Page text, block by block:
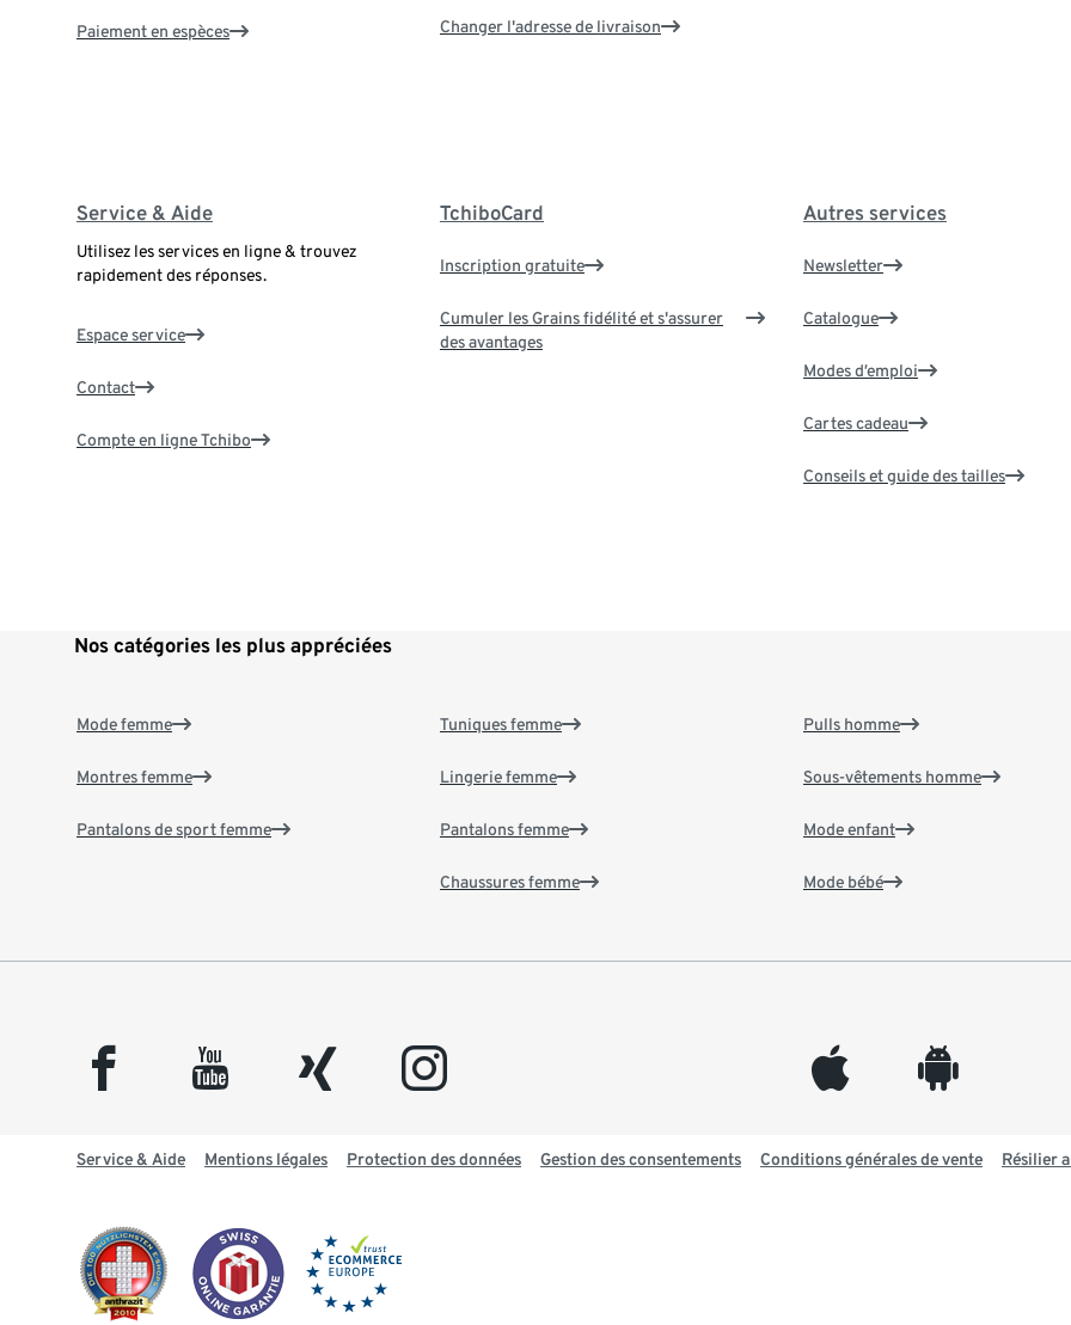
Paiement en espèces Changer l'adresse de livraison
Service & Aide
Utilisez les services en ligne & trouvez
rapidement des réponses.
Espace service
Contact
Compte en ligne Tchibo
TchiboCard
Inscription gratuite
Cumuler les Grains fidélité et s'assurer
des avantages
Autres services
Newsletter
Catalogue
Modes d’emploi
Cartes cadeau
Conseils et guide des tailles
Nos catégories les plus appréciées
Mode femme
Montres femme
Pantalons de sport femme
Tuniques femme
Lingerie femme
Pantalons femme
Chaussures femme
Pulls homme
Sous-vêtements homme
Mode enfant
Mode bébé
facebook youtube xing instagram appleinc android
Service & Aide Mentions légales Protection des données Gestion des consentements Conditions générales de vente Résilier